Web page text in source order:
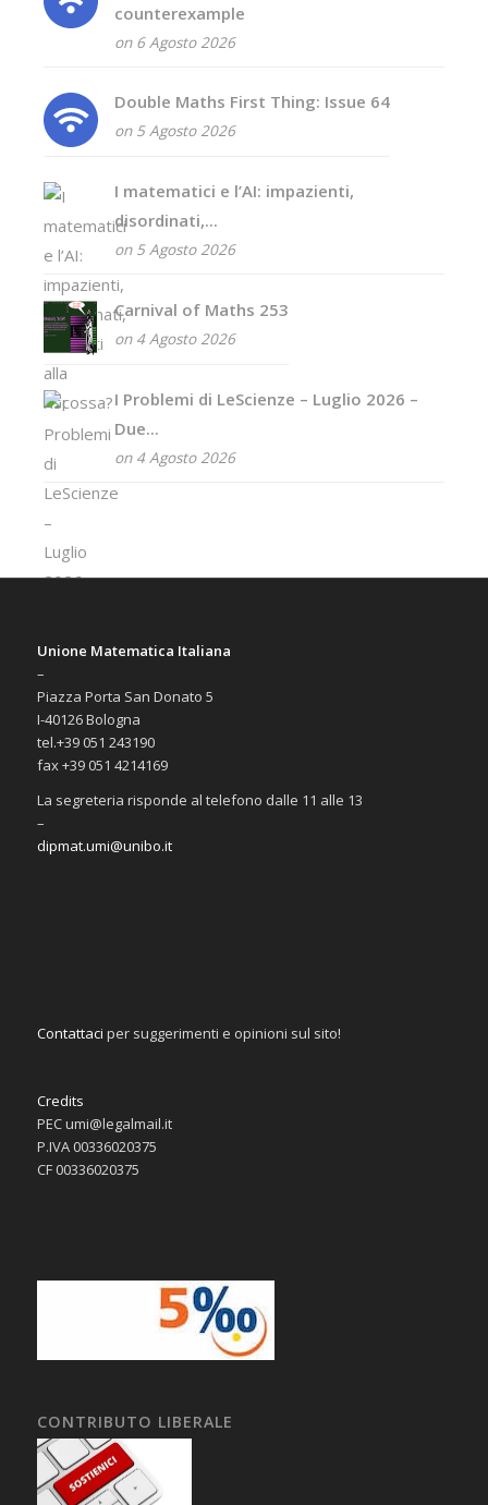
counterexample
on 6 Agosto 2026
Double Maths First Thing: Issue 64
on 5 Agosto 2026
I matematici e l’AI: impazienti,
disordinati,...
on 5 Agosto 2026
Carnival of Maths 253
on 4 Agosto 2026
I Problemi di LeScienze – Luglio 2026 –
Due...
on 4 Agosto 2026
Unione Matematica Italiana
–
Piazza Porta San Donato 5
I-40126 Bologna
tel.+39 051 243190
fax +39 051 4214169
La segreteria risponde al telefono dalle 11 alle 13
–
dipmat.umi@unibo.it
Contattaci per suggerimenti e opinioni sul sito!
Credits
PEC umi@legalmail.it
P.IVA 00336020375
CF 00336020375
CONTRIBUTO LIBERALE